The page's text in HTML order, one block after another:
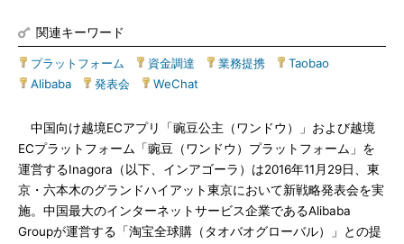
関連キーワード
プラットフォーム 資金調達 業務提携 Taobao
Alibaba
発表会 WeChat
中国向け越境ECアプリ「豌豆公主（ワンドウ）」および越境
ECプラットフォーム「豌豆（ワンドウ）プラットフォーム」を
運営するInagora（以下、インアゴーラ）は2016年11月29日、東
京・六本木のグランドハイアット東京において新戦略発表会を実
施。中国最大のインターネットサービス企業であるAlibaba
Groupが運営する「淘宝全球購（タオバオグローバル）」との提